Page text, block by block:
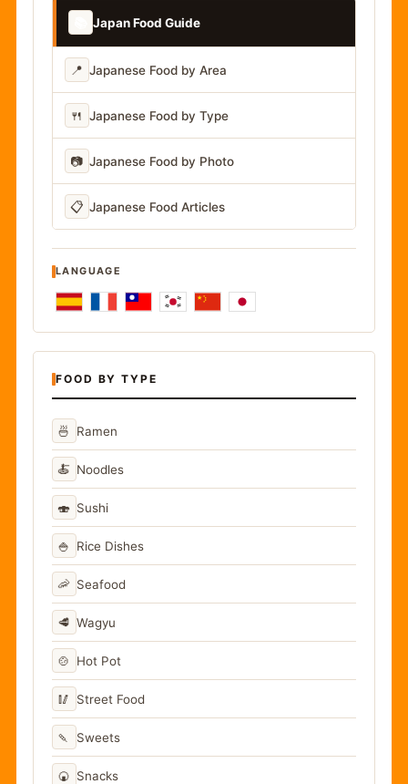
Japan Food Guide
📍 Japanese Food by Area
🍴 Japanese Food by Type
📷 Japanese Food by Photo
📋 Japanese Food Articles
LANGUAGE
FOOD BY TYPE
🍜 Ramen
🍝 Noodles
🍣 Sushi
🍚 Rice Dishes
🦐 Seafood
🥩 Wagyu
🍲 Hot Pot
🥢 Street Food
🍡 Sweets
🍘 Snacks